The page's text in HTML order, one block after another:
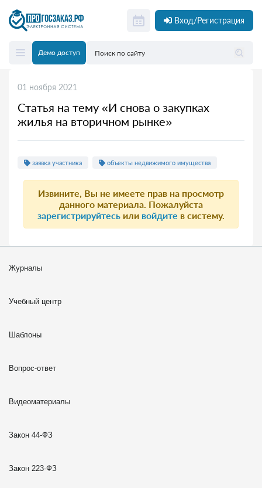
Вход/Регистрация
Демо доступ
01 ноября 2021
Статья на тему «И снова о закупках
жилья на вторичном рынке»
заявка участника объекты недвижимого имущества
Извините, Вы не имеете прав на просмотр
данного материала. Пожалуйста
зарегистрируйтесь или войдите в систему.
Журналы
Учебный центр
Шаблоны
Вопрос-ответ
Видеоматериалы
Закон 44-ФЗ
Закон 223-ФЗ